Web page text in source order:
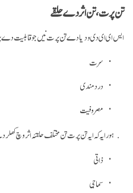
تن پرت، تن اثر دے حلقے
ایس ای ای دی ودیا دے تن پرت نیں جو قابلیت
سرت
درد مندی
مصروفیت
ہور ایہ کہ ایہ تن پرت تن مختلف حلقئہ اثر وچ
ذاتی
سماجی